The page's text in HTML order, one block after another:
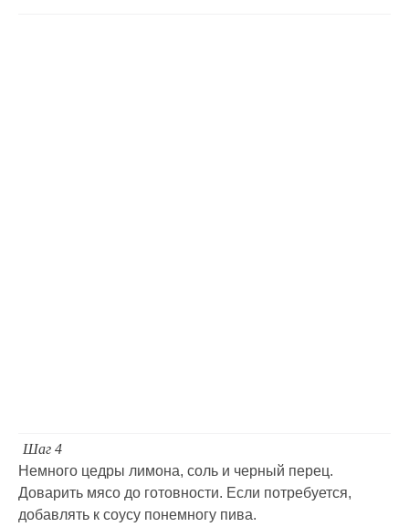
Шаг 4
Немного цедры лимона, соль и черный перец.
Доварить мясо до готовности. Если потребуется,
добавлять к соусу понемногу пива.